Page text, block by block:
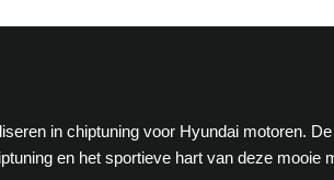
in chiptuning voor Hyundai motoren.
en het sportieve hart van deze mooie